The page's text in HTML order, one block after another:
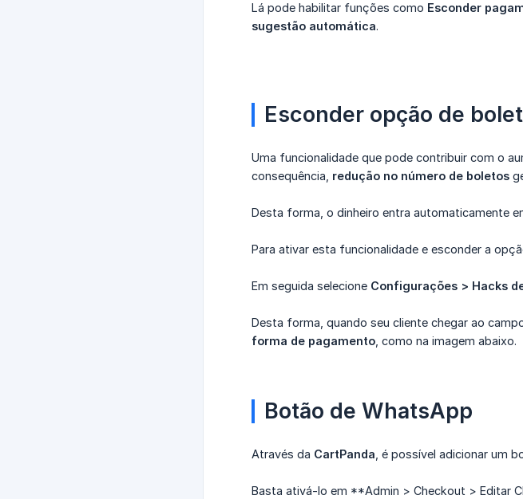
Lá pode habilitar funções como Esconder
sugestão automática.
Esconder opção de
Uma funcionalidade que pode contribuir com o
consequência, redução no número de boletos
Desta forma, o dinheiro entra automaticamente
Para ativar esta funcionalidade e esconder a
Em seguida selecione Configurações > Hacks
Desta forma, quando seu cliente chegar ao
forma de pagamento , como na imagem abaixo.
Botão de WhatsApp
Através da CartPanda , é possível adicionar um
Basta ativá-lo em **Admin > Checkout > Editar